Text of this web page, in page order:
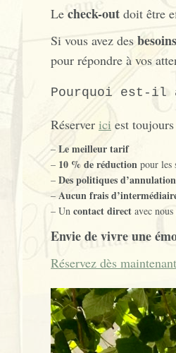
Le check-out doit être
Si vous avez des
pour répondre à vos
Pourquoi est-il
Réserver ici est
– Le meilleur tarif
– 10 % de réduction pour les
– Des politiques
– Aucun frais
– Un contact direct avec
Envie de vivre une
Réservez dès